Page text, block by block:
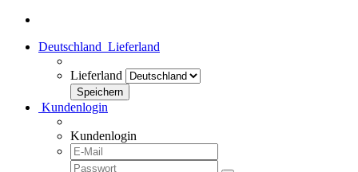
Deutschland Lieferland
Lieferland
Kundenlogin
Kundenlogin